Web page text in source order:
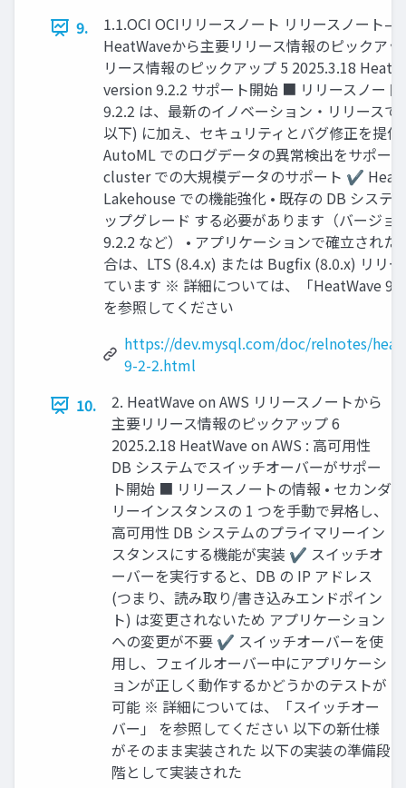
9.
1.1.OCI OCIリリースノート リリースノート
HeatWaveから主要リリース情報のピックア
リース情報のピックアップ 5 2025.3.18
version 9.2.2 サポート開始 ■ リリースノート
9.2.2 は、最新のイノベーション・リリース
以下) に加え、セキュリティとバグ修正を提
AutoML でのログデータの異常検出をサポー
cluster での大規模データのサポート ✔
Lakehouse での機能強化 • 既存の DB システ
ップグレード する必要があります（バージョ
9.2.2 など） • アプリケーションで確立された
合は、LTS (8.4.x) または Bugfix (8.0.x) リリ
ています ※ 詳細については、「HeatWave
を参照してください
https://dev.mysql.com/doc/relnotes/
9-2-2.html
10.
2. HeatWave on AWS リリースノートから
主要リリース情報のピックアップ 6
2025.2.18 HeatWave on AWS : 高可用性
DB システムでスイッチオーバーがサポー
ト開始 ■ リリースノートの情報 • セカンダ
リーインスタンスの 1 つを手動で昇格し、
高可用性 DB システムのプライマリーイン
スタンスにする機能が実装 ✔ スイッチオ
ーバーを実行すると、DB の IP アドレス
(つまり、読み取り/書き込みエンドポイン
ト) は変更されないため アプリケーション
への変更が不要 ✔ スイッチオーバーを使
用し、フェイルオーバー中にアプリケーシ
ョンが正しく動作するかどうかのテストが
可能 ※ 詳細については、「スイッチオー
バー」 を参照してください 以下の新仕様
がそのまま実装された 以下の実装の準備段
階として実装された